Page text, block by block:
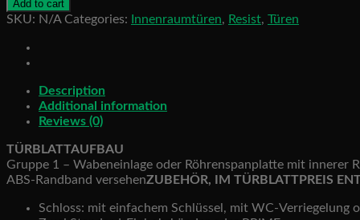
1.1
Add to cart
SKU: N/A Categories: Innenraumtüren, Resist, Türen
Description
Additional information
Reviews (0)
TÜRBLATTAUFBAU
Gruppe 1 – Wabeneinlage oder Röhrenspanplatte mit innerer
ABS-Randband versehenZUBEHÖR, IM TÜRBLATTPREIS
Schloss: mit einfachem Schlüssel, mit WC-Verriegelung